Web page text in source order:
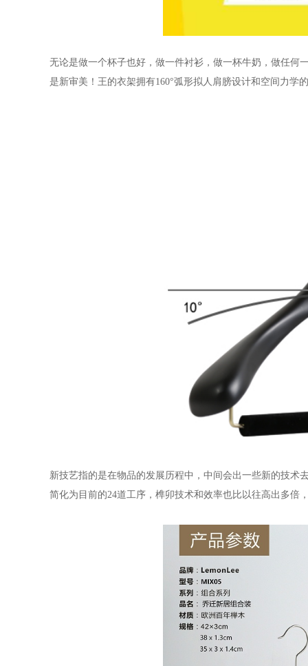
无论是做一个杯子也好，做一件衬衫，做一杯牛奶，做任何
是新审美！王的衣架拥有160°弧形拟人肩膀设计和空间力学
新技艺指的是在物品的发展历程中，中间会出一些新的技术
简化为目前的24道工序，榫卯技术和效率也比以往高出多倍